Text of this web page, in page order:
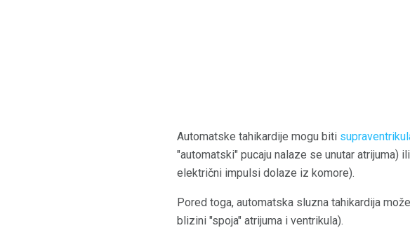
Automatske tahikardije mogu biti
"automatski" pucaju nalaze se unutar atrijuma) ili
električni impulsi dolaze iz komore).
Pored toga, automatska sluzna tahikardija
blizini "spoja" atrijuma i ventrikula).